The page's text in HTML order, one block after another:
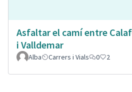
Asfaltar el camí entre
i Valldemar
Alba Carrers i Vials 0 2